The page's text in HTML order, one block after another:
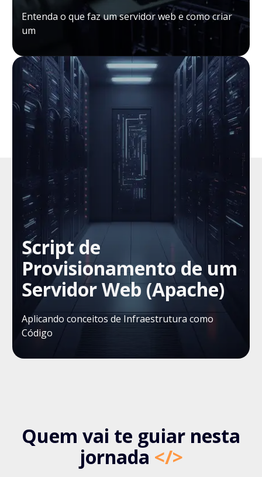
Entenda o que faz um servidor web e como criar
um
Script de
Provisionamento de um
Servidor Web (Apache)
Aplicando conceitos de Infraestrutura como
Código
Quem vai te guiar nesta
jornada </>